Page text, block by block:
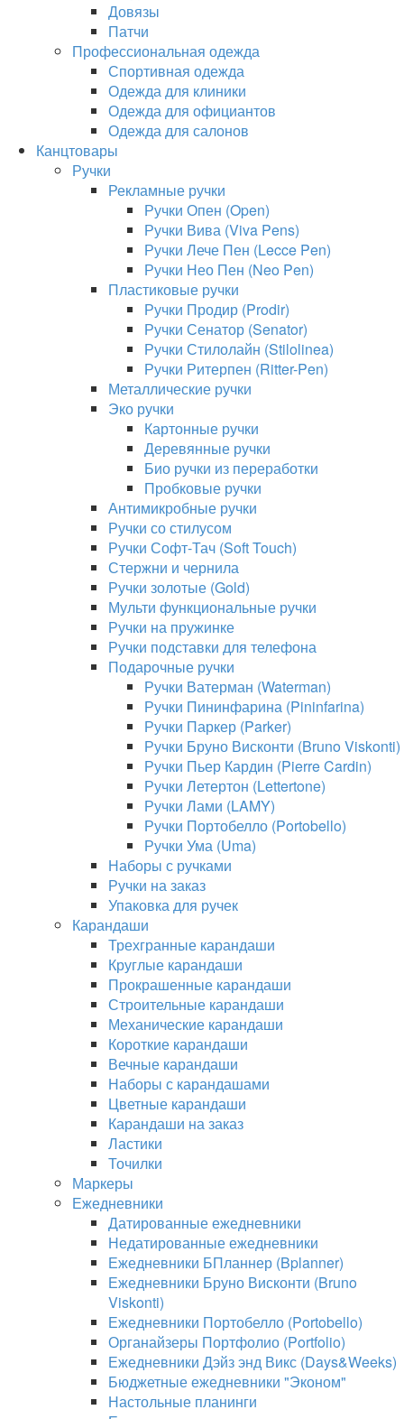
Довязы
Патчи
Профессиональная одежда
Спортивная одежда
Одежда для клиники
Одежда для официантов
Одежда для салонов
Канцтовары
Ручки
Рекламные ручки
Ручки Опен (Open)
Ручки Вива (Viva Pens)
Ручки Лече Пен (Lecce Pen)
Ручки Нео Пен (Neo Pen)
Пластиковые ручки
Ручки Продир (Prodir)
Ручки Сенатор (Senator)
Ручки Стилолайн (Stilolinea)
Ручки Ритерпен (Ritter-Pen)
Металлические ручки
Эко ручки
Картонные ручки
Деревянные ручки
Био ручки из переработки
Пробковые ручки
Антимикробные ручки
Ручки со стилусом
Ручки Софт-Тач (Soft Touch)
Стержни и чернила
Ручки золотые (Gold)
Мульти функциональные ручки
Ручки на пружинке
Ручки подставки для телефона
Подарочные ручки
Ручки Ватерман (Waterman)
Ручки Пининфарина (Pininfarina)
Ручки Паркер (Parker)
Ручки Бруно Висконти (Bruno Viskonti)
Ручки Пьер Кардин (Pierre Cardin)
Ручки Летертон (Lettertone)
Ручки Лами (LAMY)
Ручки Портобелло (Portobello)
Ручки Ума (Uma)
Наборы с ручками
Ручки на заказ
Упаковка для ручек
Карандаши
Трехгранные карандаши
Круглые карандаши
Прокрашенные карандаши
Строительные карандаши
Механические карандаши
Короткие карандаши
Вечные карандаши
Наборы с карандашами
Цветные карандаши
Карандаши на заказ
Ластики
Точилки
Маркеры
Ежедневники
Датированные ежедневники
Недатированные ежедневники
Ежедневники БПланнер (Bplanner)
Ежедневники Бруно Висконти (Bruno
Viskonti)
Ежедневники Портобелло (Portobello)
Органайзеры Портфолио (Portfolio)
Ежедневники Дэйз энд Викс (Days&Weeks)
Бюджетные ежедневники "Эконом"
Настольные планинги